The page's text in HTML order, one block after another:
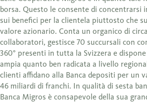
borsa. Questo le consente di concentrarsi
sui benefici per la clientela piuttosto che
valore azionario. Conta un organico di
collaboratori, gestisce 70 succursali con
360° presenti in tutta la Svizzera e
ampia quanto ben radicata a livello
clienti affidano alla Banca depositi per un
46 miliardi di franchi. In qualità di sesta
Banca Migros è consapevole della sua